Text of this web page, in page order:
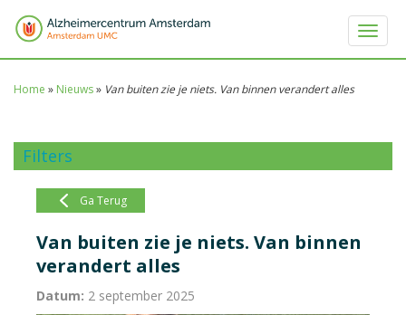
Toggle
Home » Nieuws» Van buiten zie je niets. Van binnen verandert alles
Filters
Ga Terug
Van buiten zie je niets. Van binnen
verandert alles
Datum: 2 september 2025